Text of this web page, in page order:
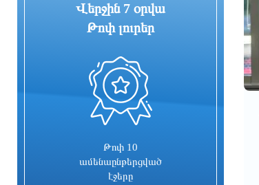
Մաշտոցի համայնքային
կատարված գողության դեպք են
բացահայտել
Ինչպե՞ս է քաղաքային աղմուկն
ազդում մարդու առողջության վրա
Վերջին 7 օրվա
Թոփ լուրեր
Թոփ 10
ամենաընթերցված
էջերը